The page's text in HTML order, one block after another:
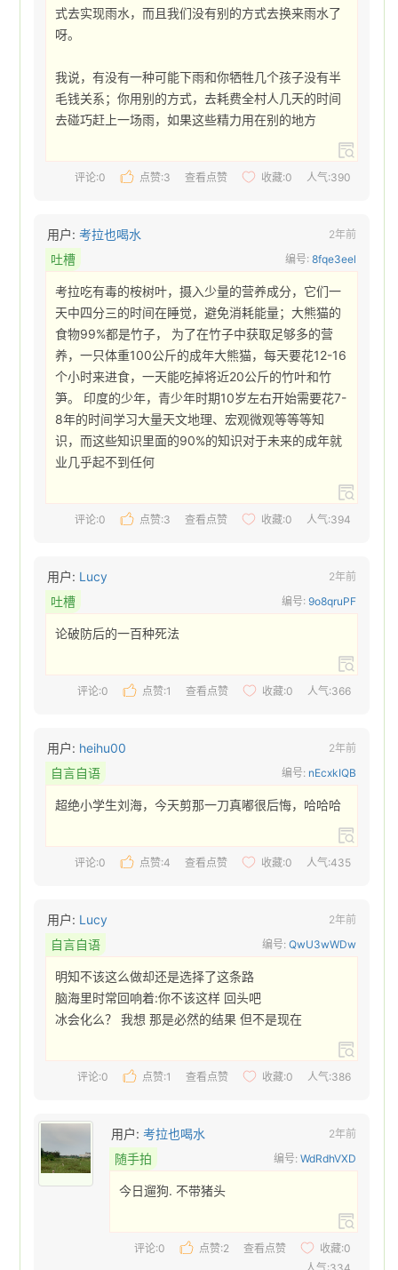
式去实现雨水，而且我们没有别的方式去换来雨水了
呀。
我说，有没有一种可能下雨和你牺牲几个孩子没有半
毛钱关系；你用别的方式，去耗费全村人几天的时间
去碰巧赶上一场雨，如果这些精力用在别的地方
评论:0 点赞:3 查看点赞 收藏:0 人气:390
用户:考拉也喝水 2年前
吐槽 编号:8fqe3eel
考拉吃有毒的桉树叶，摄入少量的营养成分，它们一
天中四分三的时间在睡觉，避免消耗能量；大熊猫的
食物99%都是竹子， 为了在竹子中获取足够多的营
养，一只体重100公斤的成年大熊猫，每天要花12-16
个小时来进食，一天能吃掉将近20公斤的竹叶和竹
笋。 印度的少年，青少年时期10岁左右开始需要花7-
8年的时间学习大量天文地理、宏观微观等等等知
识，而这些知识里面的90%的知识对于未来的成年就
业几乎起不到任何
评论:0 点赞:3 查看点赞 收藏:0 人气:394
用户: Lucy 2年前
吐槽 编号:9o8qruPF
论破防后的一百种死法
评论:0 点赞:1 查看点赞 收藏:0 人气:366
用户: heihu00 2年前
自言自语 编号: nEcxkIQB
超绝小学生刘海，今天剪那一刀真嘟很后悔，哈哈哈
评论:0 点赞:4 查看点赞 收藏:0 人气:435
用户: Lucy 2年前
自言自语 编号:QwU3wWDw
明知不该这么做却还是选择了这条路
脑海里时常回响着:你不该这样 回头吧
冰会化么？ 我想 那是必然的结果 但不是现在
评论:0 点赞:1 查看点赞 收藏:0 人气:386
用户:考拉也喝水 2年前
随手拍 编号:WdRdhVXD
今日遛狗. 不带猪头
评论:0 点赞:2 查看点赞 收藏:0